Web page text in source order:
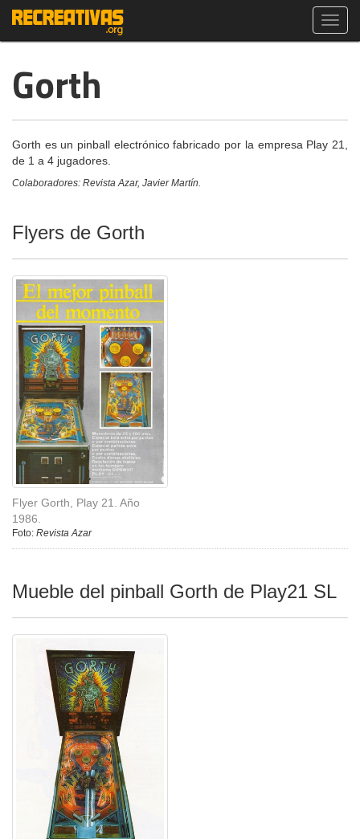
Gorth
Gorth es un pinball electrónico fabricado por la empresa Play 21,
de 1 a 4 jugadores.
Colaboradores: Revista Azar, Javier Martín.
Flyers de Gorth
Flyer Gorth, Play 21. Año
1986.
Foto: Revista Azar
Mueble del pinball Gorth de Play21 SL